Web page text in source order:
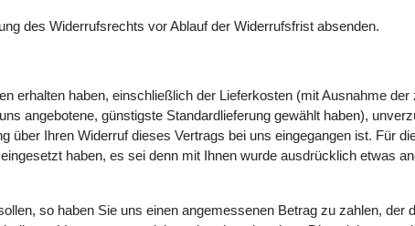
des Widerrufsrechts vor Ablauf der Widerrufsfrist absenden.
erhalten haben, einschließlich der Lieferkosten (mit Ausnahme
angebotene, günstigste Standardlieferung gewählt haben),
Ihren Widerruf dieses Vertrags bei uns eingegangen ist. Für
haben, es sei denn mit Ihnen wurde ausdrücklich etwas
so haben Sie uns einen angemessenen Betrag zu zahlen, der